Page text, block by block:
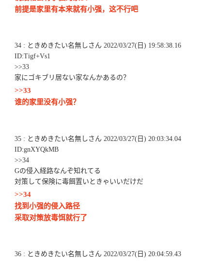
前提是家里有本来就有小强，这不行吧
34 : ときめきたい名無しさん 2022/03/27(日) 19:58:38.16
ID:Tigf+Vs1
>>33
家にゴキブリ居ない家なんかあるの？
>>33
谁的家里没有小强？
35 : ときめきたい名無しさん 2022/03/27(日) 20:03:34.04
ID:gnXYQkMB
>>34
Gの侵入経路なんぞ知れてる
対策して保険に毒餌置いときゃいいだけだ
>>34
找到小强的侵入路径
采取对策放毒饵就行了
36 : ときめきたい名無しさん 2022/03/27(日) 20:04:59.43